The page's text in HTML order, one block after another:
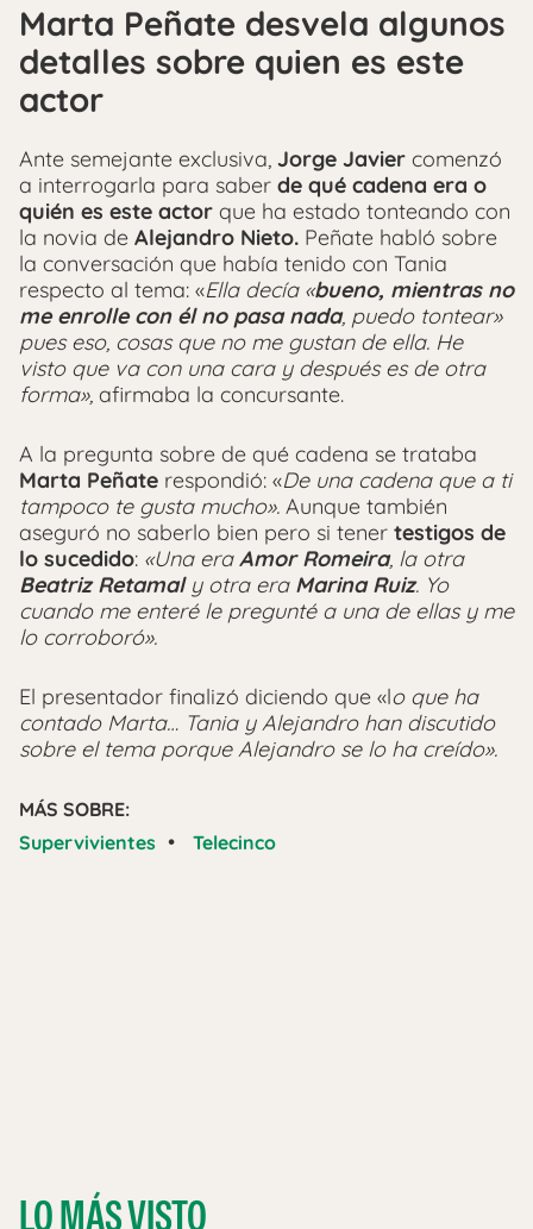
Marta Peñate desvela algunos
detalles sobre quien es este
actor
Ante semejante exclusiva, Jorge Javier comenzó
a interrogarla para saber de qué cadena era o
quién es este actor que ha estado tonteando con
la novia de Alejandro Nieto. Peñate habló sobre
la conversación que había tenido con Tania
respecto al tema: «Ella decía «bueno, mientras no
me enrolle con él no pasa nada, puedo tontear»
pues eso, cosas que no me gustan de ella. He
visto que va con una cara y después es de otra
forma», afirmaba la concursante.
A la pregunta sobre de qué cadena se trataba
Marta Peñate respondió: «De una cadena que a ti
tampoco te gusta mucho». Aunque también
aseguró no saberlo bien pero si tener testigos de
lo sucedido: «Una eraAmor Romeira, la otra
Beatriz Retamaly otra era Marina Ruiz. Yo
cuando me enteré le pregunté a una de ellas y me
lo corroboró».
El presentador finalizó diciendo que «lo que ha
contado Marta… Tania y Alejandro han discutido
sobre el tema porque Alejandro se lo ha creído».
MÁS SOBRE:
Supervivientes • Telecinco
LO MÁS VISTO